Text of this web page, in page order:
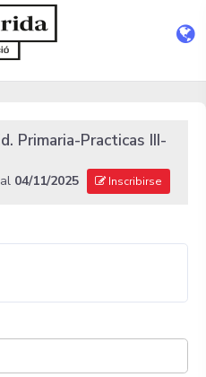
Primaria-Practicas III-
al 04/11/2025 Inscribirse